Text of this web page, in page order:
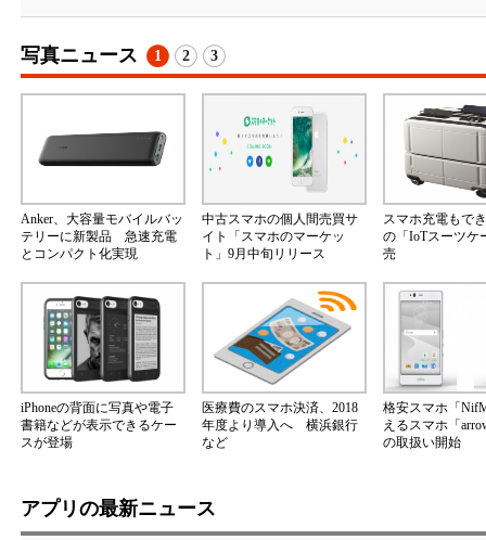
写真ニュース 1 2 3
Anker、大容量モバイルバッ
テリーに新製品 急速充電
とコンパクト化実現
中古スマホの個人間売買サ
イト「スマホのマーケッ
ト」9月中旬リリース
スマホ充電もで
の「IoTスーツケ
売
iPhoneの背面に写真や電子
書籍などが表示できるケー
スが登場
医療費のスマホ決済、2018
年度より導入へ 横浜銀行
など
格安スマホ「
えるスマホ「
の取扱い開始
アプリの最新ニュース